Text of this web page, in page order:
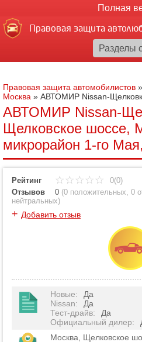
Полная
Правовая защита
Правовая защита автомобилистов »
Москва » АВТОМИР Nissan-
АВТОМИР Nissan-
Щелковское шоссе,
микрорайон 1-го
Рейтинг
0(0)
Отзывов
0 (0 положительных, 0
нейтральных)
+ Добавить отзыв
Новые:
Да
Nissan:
Да
Тест-драйв:
Да
Официальный дилер:
Москва, Щелковское